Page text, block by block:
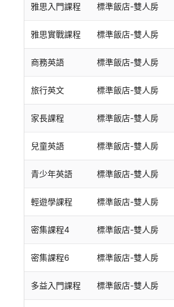
雅思入門課程 標準飯店-雙人房
雅思實戰課程 標準飯店-雙人房
商務英語 標準飯店-雙人房
旅行英文 標準飯店-雙人房
家長課程 標準飯店-雙人房
兒童英語 標準飯店-雙人房
青少年英語 標準飯店-雙人房
輕遊學課程 標準飯店-雙人房
密集課程4 標準飯店-雙人房
密集課程6 標準飯店-雙人房
多益入門課程 標準飯店-雙人房